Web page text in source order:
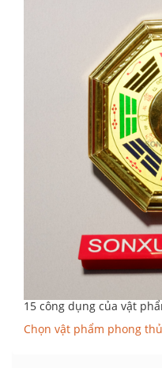
15 công dụng của vật
Chọn vật phẩm phong